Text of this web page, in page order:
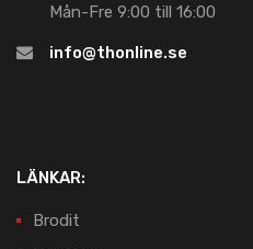
Mån-Fre 9:00 till 16:00
info@thonline.se
LÄNKAR:
Brodit